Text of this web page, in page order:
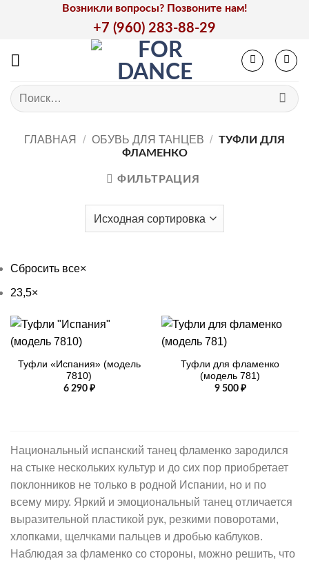
Возникли вопросы? Позвоните нам!
+7 (960) 283-88-29
Искать:
ГЛАВНАЯ / ОБУВЬ ДЛЯ ТАНЦЕВ / ТУФЛИ ДЛЯ
ФЛАМЕНКО
ФИЛЬТРАЦИЯ
Сбросить все×
23,5×
Туфли «Испания» (модель
7810)
6 290 ₽
Туфли для фламенко
(модель 781)
9 500 ₽
Национальный испанский танец фламенко зародился
на стыке нескольких культур и до сих пор приобретает
поклонников не только в родной Испании, но и по
всему миру. Яркий и эмоциональный танец отличается
выразительной пластикой рук, резкими поворотами,
хлопками, щелчками пальцев и дробью каблуков.
Наблюдая за фламенко со стороны, можно решить, что